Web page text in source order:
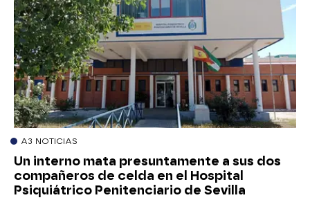
A3 NOTICIAS
Un interno mata presuntamente a sus dos
compañeros de celda en el Hospital
Psiquiátrico Penitenciario de Sevilla